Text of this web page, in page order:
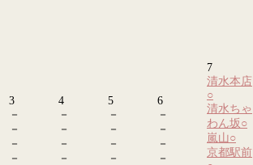
3
－
－
－
－
4
－
－
－
－
5
－
－
－
－
6
－
－
－
－
7
清水本店
○
清水ちゃ
わん坂○
嵐山○
京都駅前